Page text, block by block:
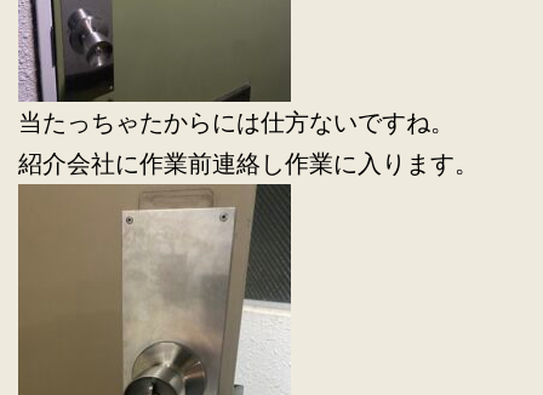
当たっちゃたからには仕方ないですね。
紹介会社に作業前連絡し作業に入ります。